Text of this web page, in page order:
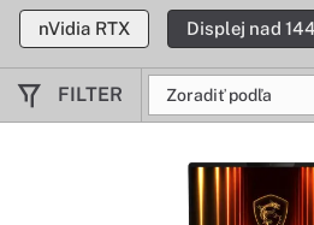
Vyskúšajte obrovský výkon
RTX.
nVidia RTX Displej nad
FILTER